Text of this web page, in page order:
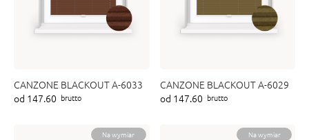
CANZONE BLACKOUT A-6033
od 147.60 brutto
CANZONE BLACKOUT A-6029
od 147.60 brutto
Na wymiar Na wymiar